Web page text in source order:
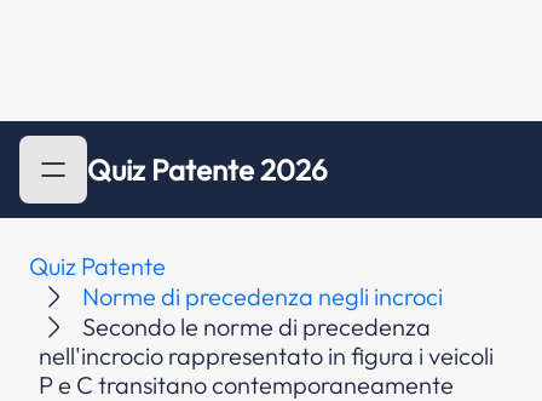
Quiz Patente 2026
Quiz Patente
Norme di precedenza negli incroci
Secondo le norme di precedenza
nell'incrocio rappresentato in figura i veicoli
P e C transitano contemporaneamente